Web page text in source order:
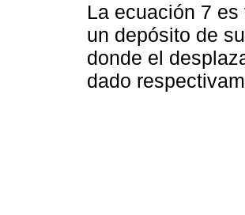
La ecuación 7
un depósito de
donde el
dado